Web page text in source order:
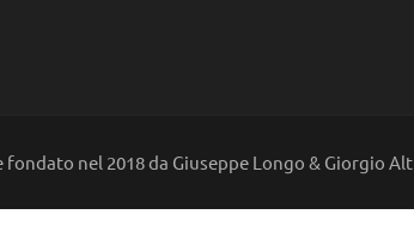
fondato nel 2018 da Giuseppe Longo & Giorgio Alt